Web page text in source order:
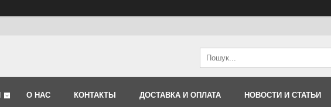
О НАС КОНТАКТЫ ДОСТАВКА И ОПЛАТА НОВОСТИ И СТАТЬИ